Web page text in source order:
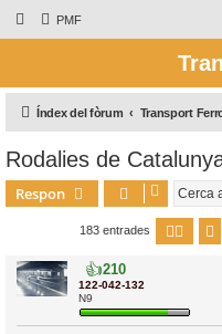
PMF
Índex del fòrum
Rodalies de
Respon
183 entrades
👍210
122-042-132
N9